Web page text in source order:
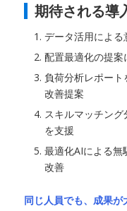
期待される導
データ活用によ
配置最適化の提
負荷分析レポート
改善提案
スキルマッチン
を支援
最適化AIによる無
改善
同じ人員でも、成果が